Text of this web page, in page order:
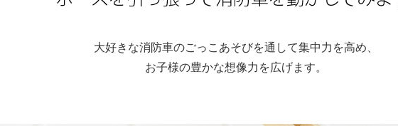
大好きな消防車のごっこあそびを通して集中力を高め、
お子様の豊かな想像力を広げます。